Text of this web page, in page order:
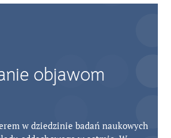
objawom
w dziedzinie badań naukowych